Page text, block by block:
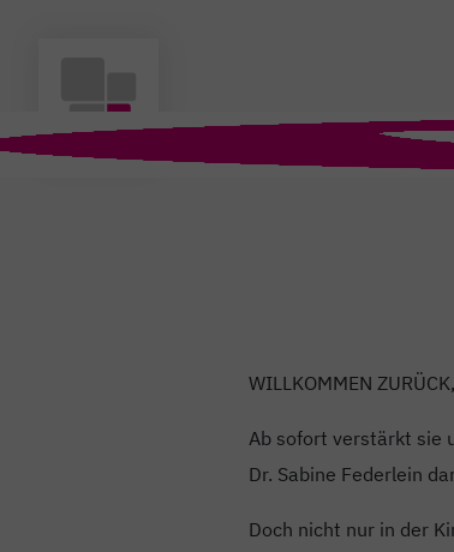
WILLKOMMEN
Ab sofort verstärkt sie
Dr. Sabine Federlein
Doch nicht nur in der